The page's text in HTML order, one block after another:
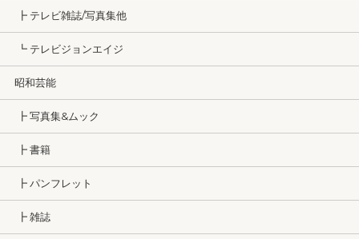
┣ テレビ雑誌/写真集他
┗ テレビジョンエイジ
昭和芸能
┣ 写真集&ムック
┣ 書籍
┣ パンフレット
┣ 雑誌